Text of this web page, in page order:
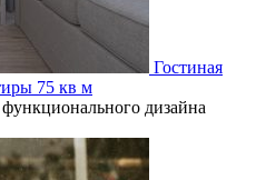
Гостиная
75 кв м
дизайна